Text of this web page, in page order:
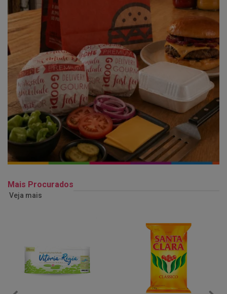
Mais Procurados
Veja mais